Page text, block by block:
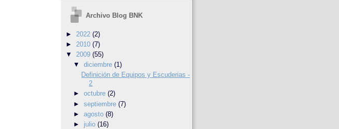
Archivo Blog BNK
► 2022 (2)
► 2010 (7)
▼ 2009 (55)
▼ diciembre (1)
Definición de Equipos y Escuderias -
2
► octubre (2)
► septiembre (7)
► agosto (8)
► julio (16)